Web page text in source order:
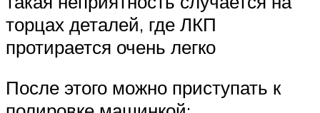
торцах деталей, где ЛКП
протирается очень легко
После этого можно приступать к